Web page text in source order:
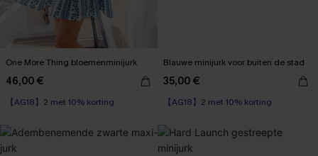
One More Thing bloemenminijurk
46,00 €
【AG18】2 met 10% korting
Blauwe minijurk voor buiten de stad
35,00 €
【AG18】2 met 10% korting